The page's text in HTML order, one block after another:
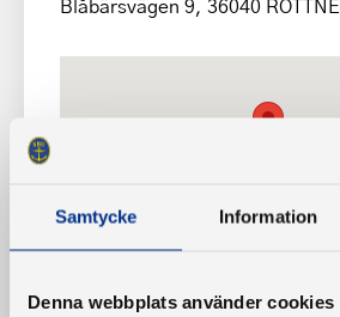
Samtycke Information
Denna webbplats använder cookies